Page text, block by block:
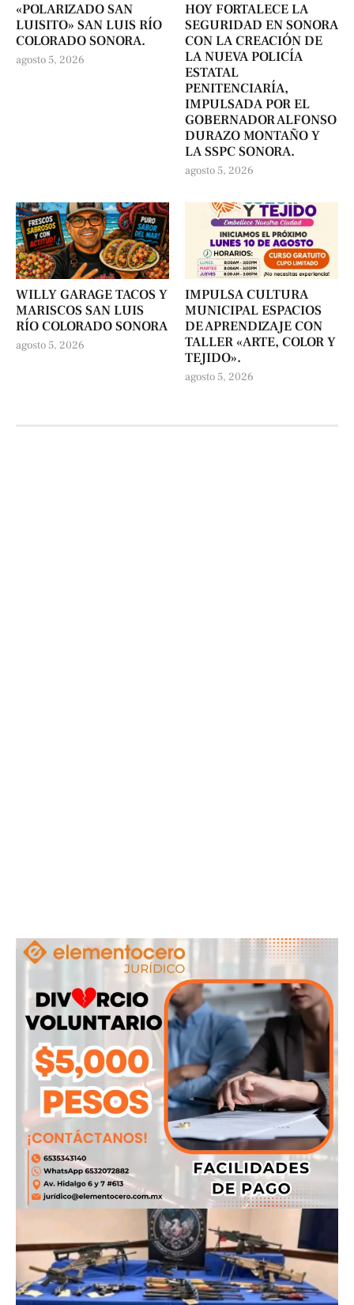
«POLARIZADO SAN
LUISITO» SAN LUIS RÍO
COLORADO SONORA.
agosto 5, 2026
HOY FORTALECE LA
SEGURIDAD EN SONORA
CON LA CREACIÓN DE
LA NUEVA POLICÍA
ESTATAL
PENITENCIARÍA,
IMPULSADA POR EL
GOBERNADOR ALFONSO
DURAZO MONTAÑO Y
LA SSPC SONORA.
agosto 5, 2026
WILLY GARAGE TACOS Y
MARISCOS SAN LUIS
RÍO COLORADO SONORA
agosto 5, 2026
IMPULSA CULTURA
MUNICIPAL ESPACIOS
DE APRENDIZAJE CON
TALLER «ARTE, COLOR Y
TEJIDO».
agosto 5, 2026